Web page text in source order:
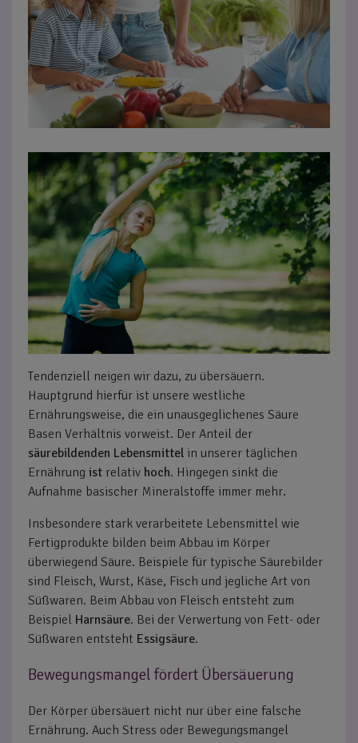
Tendenziell neigen wir dazu, zu übersäuern.
Hauptgrund hierfür ist unsere westliche
Ernährungsweise, die ein unausgeglichenes Säure
Basen Verhältnis vorweist. Der Anteil der
säurebildenden Lebensmittel in unserer täglichen
Ernährung ist relativ hoch. Hingegen sinkt die
Aufnahme basischer Mineralstoffe immer mehr.
Insbesondere stark verarbeitete Lebensmittel wie
Fertigprodukte bilden beim Abbau im Körper
überwiegend Säure. Beispiele für typische Säurebilder
sind Fleisch, Wurst, Käse, Fisch und jegliche Art von
Süßwaren. Beim Abbau von Fleisch entsteht zum
Beispiel Harnsäure. Bei der Verwertung von Fett- oder
Süßwaren entsteht Essigsäure.
Bewegungsmangel fördert Übersäuerung
Der Körper übersäuert nicht nur über eine falsche
Ernährung. Auch Stress oder Bewegungsmangel